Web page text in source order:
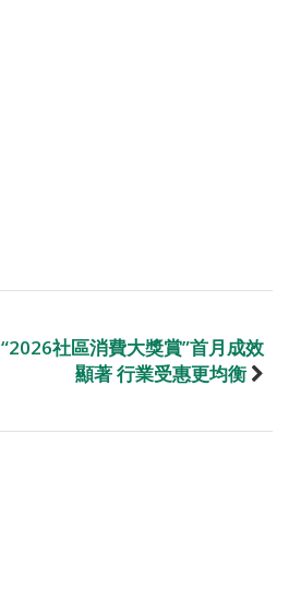
“2026社區消費大獎賞”首月成效
顯著 行業受惠更均衡